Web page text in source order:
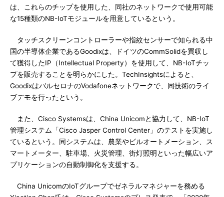
は、これらのチップを使用した、同社のネットワークで使用可能
な15種類のNB-IoTモジュールを用意しているという。
タッチスクリーンコントローラーや指紋センサーで知られる中
国の半導体企業であるGoodixは、ドイツのCommSolidを買収し
て獲得したIP（Intellectual Property）を使用して、NB-IoTチッ
プを販売することを明らかにした。TechInsightsによると、
GoodixはバルセロナのVodafoneネットワークで、同技術のライ
ブデモを行ったという。
また、Cisco Systemsは、China Unicomと協力して、NB-IoT
管理システム「Cisco Jasper Control Center」のテストを実施し
ているという。同システムは、農業やビルオートメーション、ス
マートメーター、駐車場、火災管理、街灯照明といった幅広いア
プリケーションの自動制御化を支援する。
China UnicomのIoTグループでゼネラルマネジャーを務める